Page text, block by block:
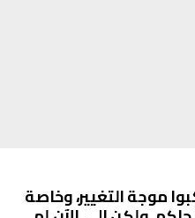
موجة التغيير، وخاصة